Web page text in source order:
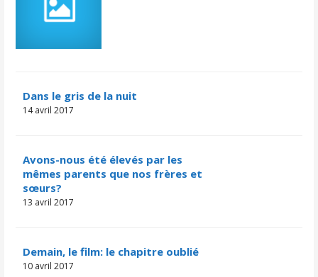
Dans le gris de la nuit
14 avril 2017
Avons-nous été élevés par les
mêmes parents que nos frères et
sœurs?
13 avril 2017
Demain, le film: le chapitre oublié
10 avril 2017